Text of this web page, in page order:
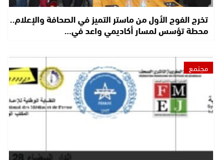
تخرج الفوج الأول من ماستر التميز في الصحافة والإعلام..
محطة تؤسس لمسار أكاديمي واعد في…
مجتمع